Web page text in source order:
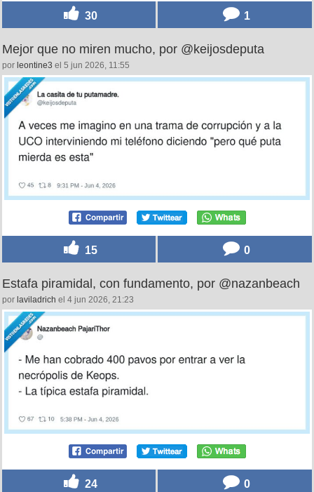
30 1
Mejor que no miren mucho, por @keijosdeputa
por leontine3 el 5 jun 2026, 11:55
15 0
Estafa piramidal, con fundamento, por @nazanbeach
por laviladrich el 4 jun 2026, 21:23
24 0